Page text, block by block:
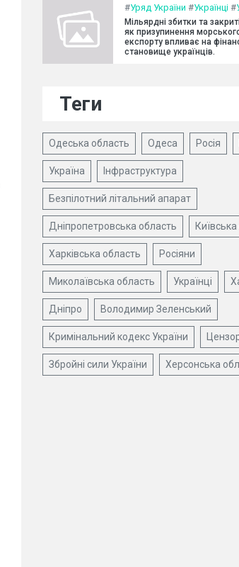
#Уряд України #Українці #
Мільярдні збитки та
як призупинення
експорту впливає на
становище українців.
Теги
Одеська область Одеса Росія
Україна Інфраструктура
Безпілотний літальний апарат
Дніпропетровська область
Харківська область Росіяни
Миколаївська область Українці
Дніпро Володимир Зеленський
Кримінальний кодекс України
Збройні сили України Херсонська